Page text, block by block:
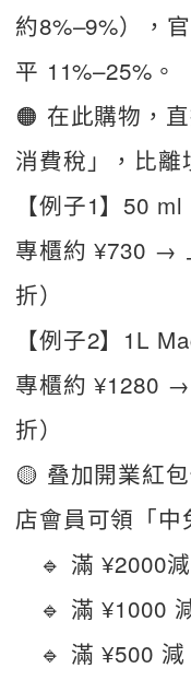
約8%–9%），
平 11%–25%。
🟠 在此購物，
消費稅」，比離
【例子1】50
專櫃約 ¥730 →
折）
【例子2】1L
專櫃約 ¥1280
折）
🟡 叠加開業紅
店會員可領「中
🔹 滿 ¥2000減
🔹 滿 ¥1000
🔹 滿 ¥500 減